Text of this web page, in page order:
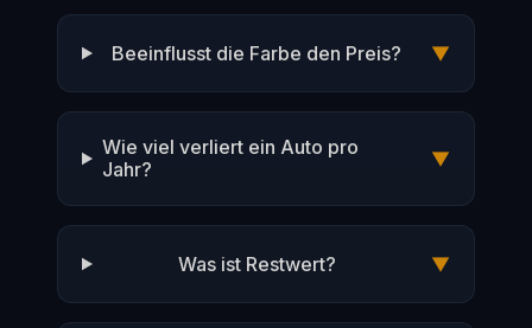
Beeinflusst die Farbe den Preis? ▼
Wie viel verliert ein Auto pro
Jahr?
▼
Was ist Restwert? ▼